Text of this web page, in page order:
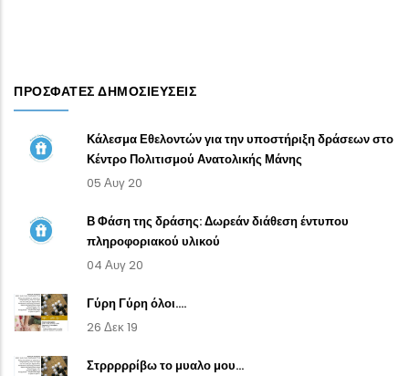
ΠΡΌΣΦΑΤΕΣ ΔΗΜΟΣΙΕΎΣΕΙΣ
Κάλεσμα Εθελοντών για την υποστήριξη δράσεων στο
Κέντρο Πολιτισμού Ανατολικής Μάνης
05 Αυγ 20
Β Φάση της δράσης: Δωρεάν διάθεση έντυπου
πληροφοριακού υλικού
04 Αυγ 20
Γύρη Γύρη όλοι....
26 Δεκ 19
Στρρρρρίβω το μυαλο μου...